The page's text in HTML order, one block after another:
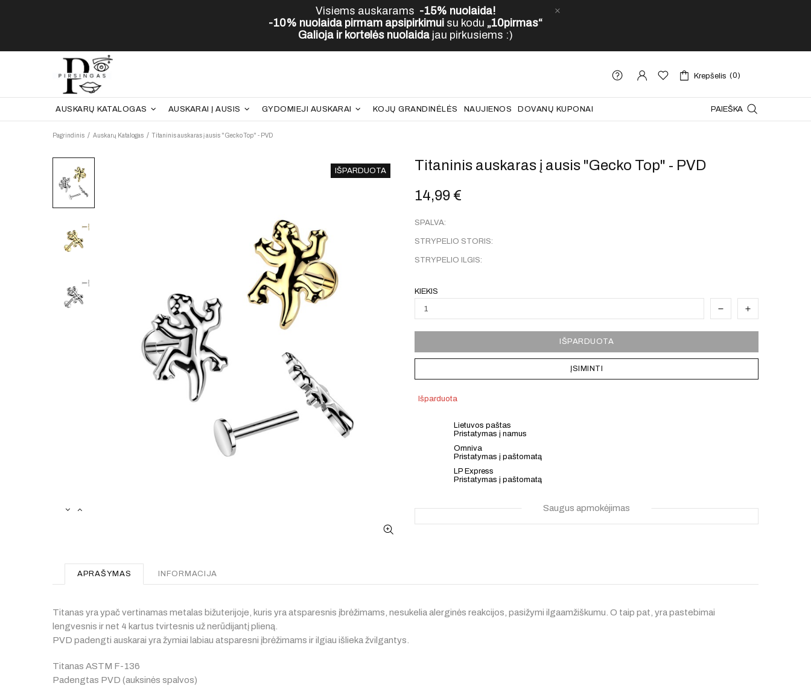
Visiems auskarams -15% nuolaida!
-10% nuolaida pirmam apsipirkimui su kodu „10pirmas“
Galioja ir kortelės nuolaida jau pirkusiems :)
Krepšelis (0)
AUSKARŲ KATALOGAS AUSKARAI Į AUSIS GYDOMIEJI AUSKARAI KOJŲ GRANDINĖLĖS NAUJIENOS DOVANŲ KUPONAI PAIEŠKA
Pagrindinis Auskarų Katalogas Titaninis auskaras į ausis "Gecko Top" - PVD
IŠPARDUOTA
Titaninis auskaras į ausis "Gecko Top" - PVD
14,99 €
SPALVA:
STRYPELIO STORIS:
STRYPELIO ILGIS:
KIEKIS
IŠPARDUOTA
ĮSIMINTI
Išparduota
Lietuvos paštas
Pristatymas į namus
Omniva
Pristatymas į paštomatą
LP Express
Pristatymas į paštomatą
Saugus apmokėjimas
APRAŠYMAS INFORMACIJA
Titanas yra ypač vertinamas metalas bižuterijoje, kuris yra atsparesnis įbrėžimams, nesukelia alerginės reakcijos, pasižymi ilgaamžiškumu. O taip pat, yra pastebimai
lengvesnis ir net 4 kartus tvirtesnis už nerūdijantį plieną.
PVD padengti auskarai yra žymiai labiau atsparesni įbrėžimams ir ilgiau išlieka žvilgantys.
Titanas ASTM F-136
Padengtas PVD (auksinės spalvos)